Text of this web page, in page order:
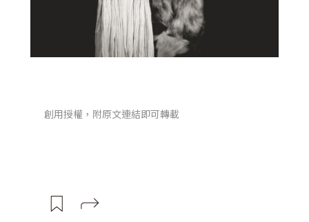
創用授權，附原文連結即可轉載